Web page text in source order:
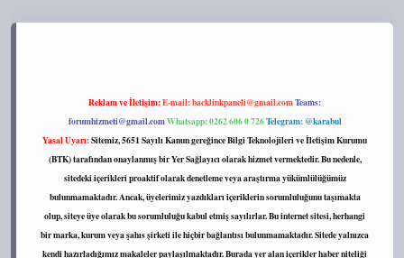
Reklam ve İletişim:E-mail:backlinkpaneli@gmail.comTeams:
forumhizmeti@gmail.comWhatsapp: 0262 606 0 726Telegram: @karabul
Yasal Uyarı:Sitemiz, 5651 Sayılı Kanun gereğince Bilgi Teknolojileri ve İletişim Kurumu
(BTK) tarafından onaylanmış bir Yer Sağlayıcı olarak hizmet vermektedir. Bu nedenle,
sitedeki içerikleri proaktif olarak denetleme veya araştırma yükümlülüğümüz
bulunmamaktadır. Ancak, üyelerimiz yazdıkları içeriklerin sorumluluğunu taşımakta
olup, siteye üye olarak bu sorumluluğu kabul etmiş sayılırlar. Bu internet sitesi, herhangi
bir marka, kurum veya şahıs şirketi ile hiçbir bağlantısı bulunmamaktadır. Sitede yalnızca
kendi hazırladığımız makaleler paylaşılmaktadır. Burada yer alan içerikler haber niteliği